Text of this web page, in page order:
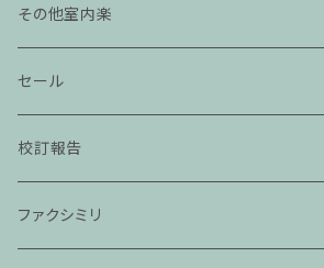
その他室内楽
セール
校訂報告
ファクシミリ